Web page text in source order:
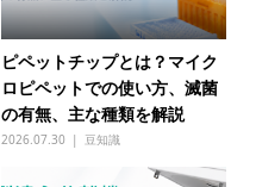
ピペットチップとは？マイク
ロピペットでの使い方、滅菌
の有無、主な種類を解説
2026.07.30 豆知識